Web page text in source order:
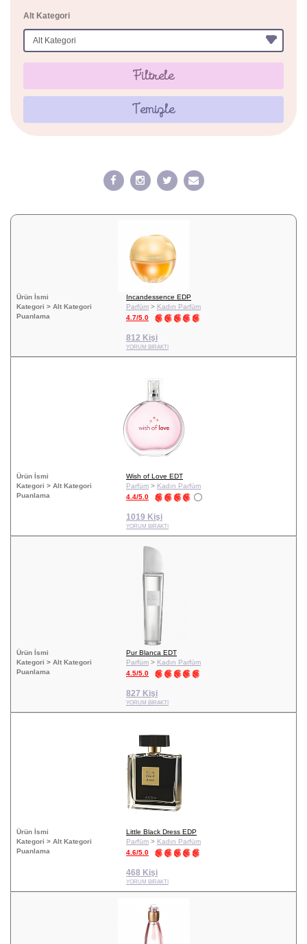
Alt Kategori
Filtrele
Temizle
Ürün İsmi
Incandessence EDP
Kategori > Alt Kategori
Parfüm > Kadın Parfüm
Puanlama
4.7/5.0
812 Kişi
YORUM BIRAKTI
Ürün İsmi
Wish of Love EDT
Kategori > Alt Kategori
Parfüm > Kadın Parfüm
Puanlama
4.4/5.0
1019 Kişi
YORUM BIRAKTI
Ürün İsmi
Pur Blanca EDT
Kategori > Alt Kategori
Parfüm > Kadın Parfüm
Puanlama
4.5/5.0
827 Kişi
YORUM BIRAKTI
Ürün İsmi
Little Black Dress EDP
Kategori > Alt Kategori
Parfüm > Kadın Parfüm
Puanlama
4.6/5.0
468 Kişi
YORUM BIRAKTI